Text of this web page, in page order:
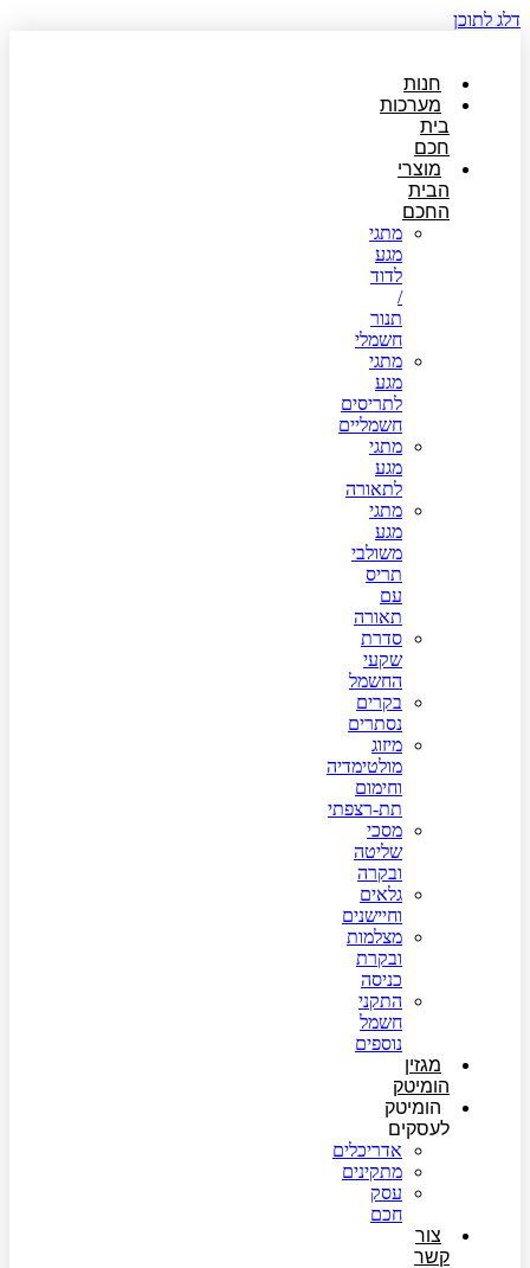
דלג לתוכן
חנות
מערכות
בית
חכם
מוצרי
הבית
החכם
מתגי
מגע
לדוד
/
תנור
חשמלי
מתגי
מגע
לתריסים
חשמליים
מתגי
מגע
לתאורה
מתגי
מגע
משולבי
תריס
עם
תאורה
סדרת
שקעי
החשמל
בקרים
נסתרים
מיזוג
מולטימדיה
וחימום
תת-רצפתי
מסכי
שליטה
ובקרה
גלאים
וחיישנים
מצלמות
ובקרת
כניסה
התקני
חשמל
נוספים
מגזין
הומיטק
הומיטק
לעסקים
אדריכלים
מתקינים
עסק
חכם
צור
קשר